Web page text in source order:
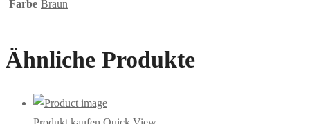
Farbe Braun
Ähnliche Produkte